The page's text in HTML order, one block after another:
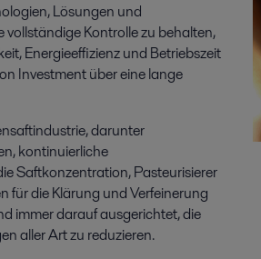
Lösungen und
Kontrolle zu behalten,
Energieeffizienz und Betriebszeit
Investment über eine lange
darunter
kontinuierliche
Saftkonzentration, Pasteurisierer
für die Klärung und Verfeinerung
immer darauf ausgerichtet, die
aller Art zu reduzieren.